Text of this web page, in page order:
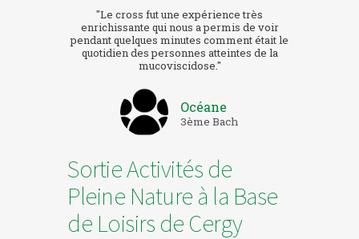
"Le cross fut une expérience très
enrichissante qui nous a permis de voir
pendant quelques minutes comment était le
quotidien des personnes atteintes de la
mucoviscidose."
Océane
3ème Bach
Sortie Activités de
Pleine Nature à la Base
de Loisirs de Cergy